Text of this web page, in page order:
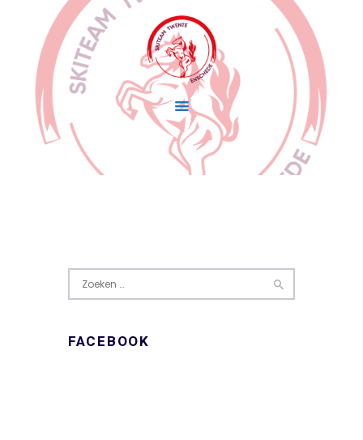
Home
Wedstrijdskiën
Lidmaatschap
Over Skiteam Twente
Nieuws
naar:
FACEBOOK